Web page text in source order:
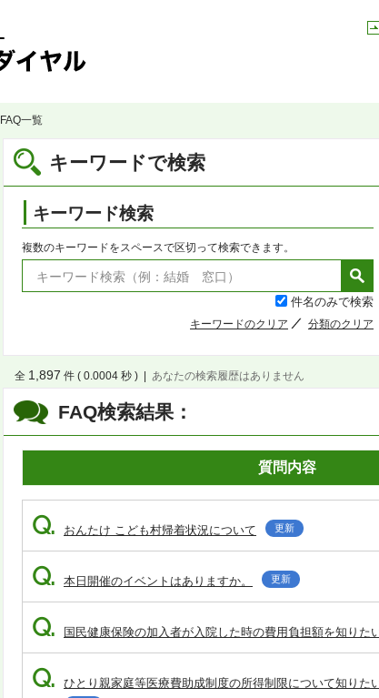
FAQ一覧
キーワードで検索
キーワード検索
複数のキーワードをスペースで区切って検索できます。
件名のみで検索
キーワードのクリア 分類のクリア
FAQ検索結果：
全 1,897 件 ( 0.0004 秒 ) あなたの検索履歴はありません
質問内容
Q. おんたけ こども村帰着状況について 更新
Q. 本日開催のイベントはありますか。 更新
Q. 国民健康保険の加入者が入院した時の費用負担額を知りた
Q.
ひとり親家庭等医療費助成制度の所得制限について知りた